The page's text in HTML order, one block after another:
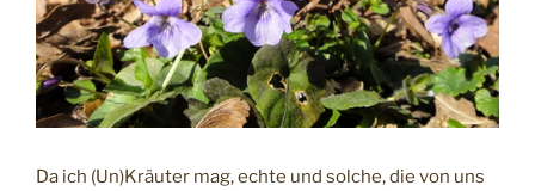
Da ich (Un)Kräuter mag, echte und solche, die von uns